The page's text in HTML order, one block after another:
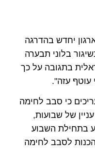
יחדש בהדרגה
בלוני תבערה
בתגובה על כך
עוטף עזה".
כי סבב לחימה
של שבועות,
בתחילת השבוע
לסבב לחימה